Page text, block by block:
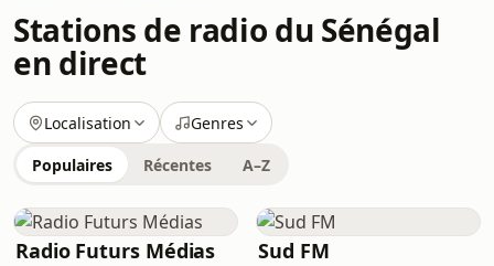
Stations de radio du Sénégal
en direct
Localisation Genres
Populaires Récentes A–Z
Radio Futurs Médias Sud FM